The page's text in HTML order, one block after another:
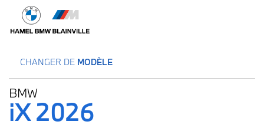
CHANGER DE MODÈLE
BMW
iX 2026